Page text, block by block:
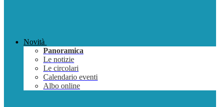
Novità
Panoramica
Le notizie
Le circolari
Calendario eventi
Albo online